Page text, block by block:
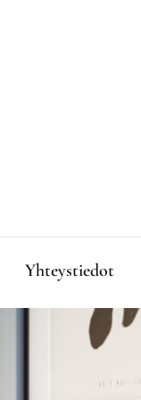
Yhteystiedot